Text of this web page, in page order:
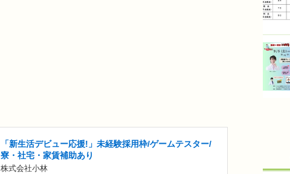
「新生活デビュー応援!」未経験採用枠/ゲームテスター/
寮・社宅・家賃補助あり
株式会社小林